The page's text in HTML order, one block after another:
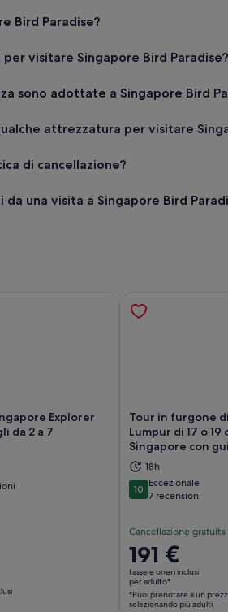
Bird Paradise?
visitare Singapore Bird Paradise?
sono adottate a Singapore Bird
attrezzatura per visitare
di cancellazione?
da una visita a Singapore Bird
Explorer
da 2 a 7
Apertura in una nuova scheda
Tour in furgone
Lumpur di 17 o 19
Singapore con
18h
1010 su 10
Eccezionale
7 recensioni
Cancellazione gratuita
Il
prezzo
è
191 €
191 €
tasse e oneri inclusi
per adulto*
*Puoi prenotare a un
selezionando più adulti